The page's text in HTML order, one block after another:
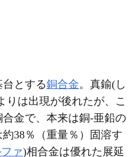
とする銅合金。真鍮(し
りは出現が後れたが、こ
金で、本来は銅‐亜鉛の
38％（重量％）固溶す
ァ)相合金は優れた展延